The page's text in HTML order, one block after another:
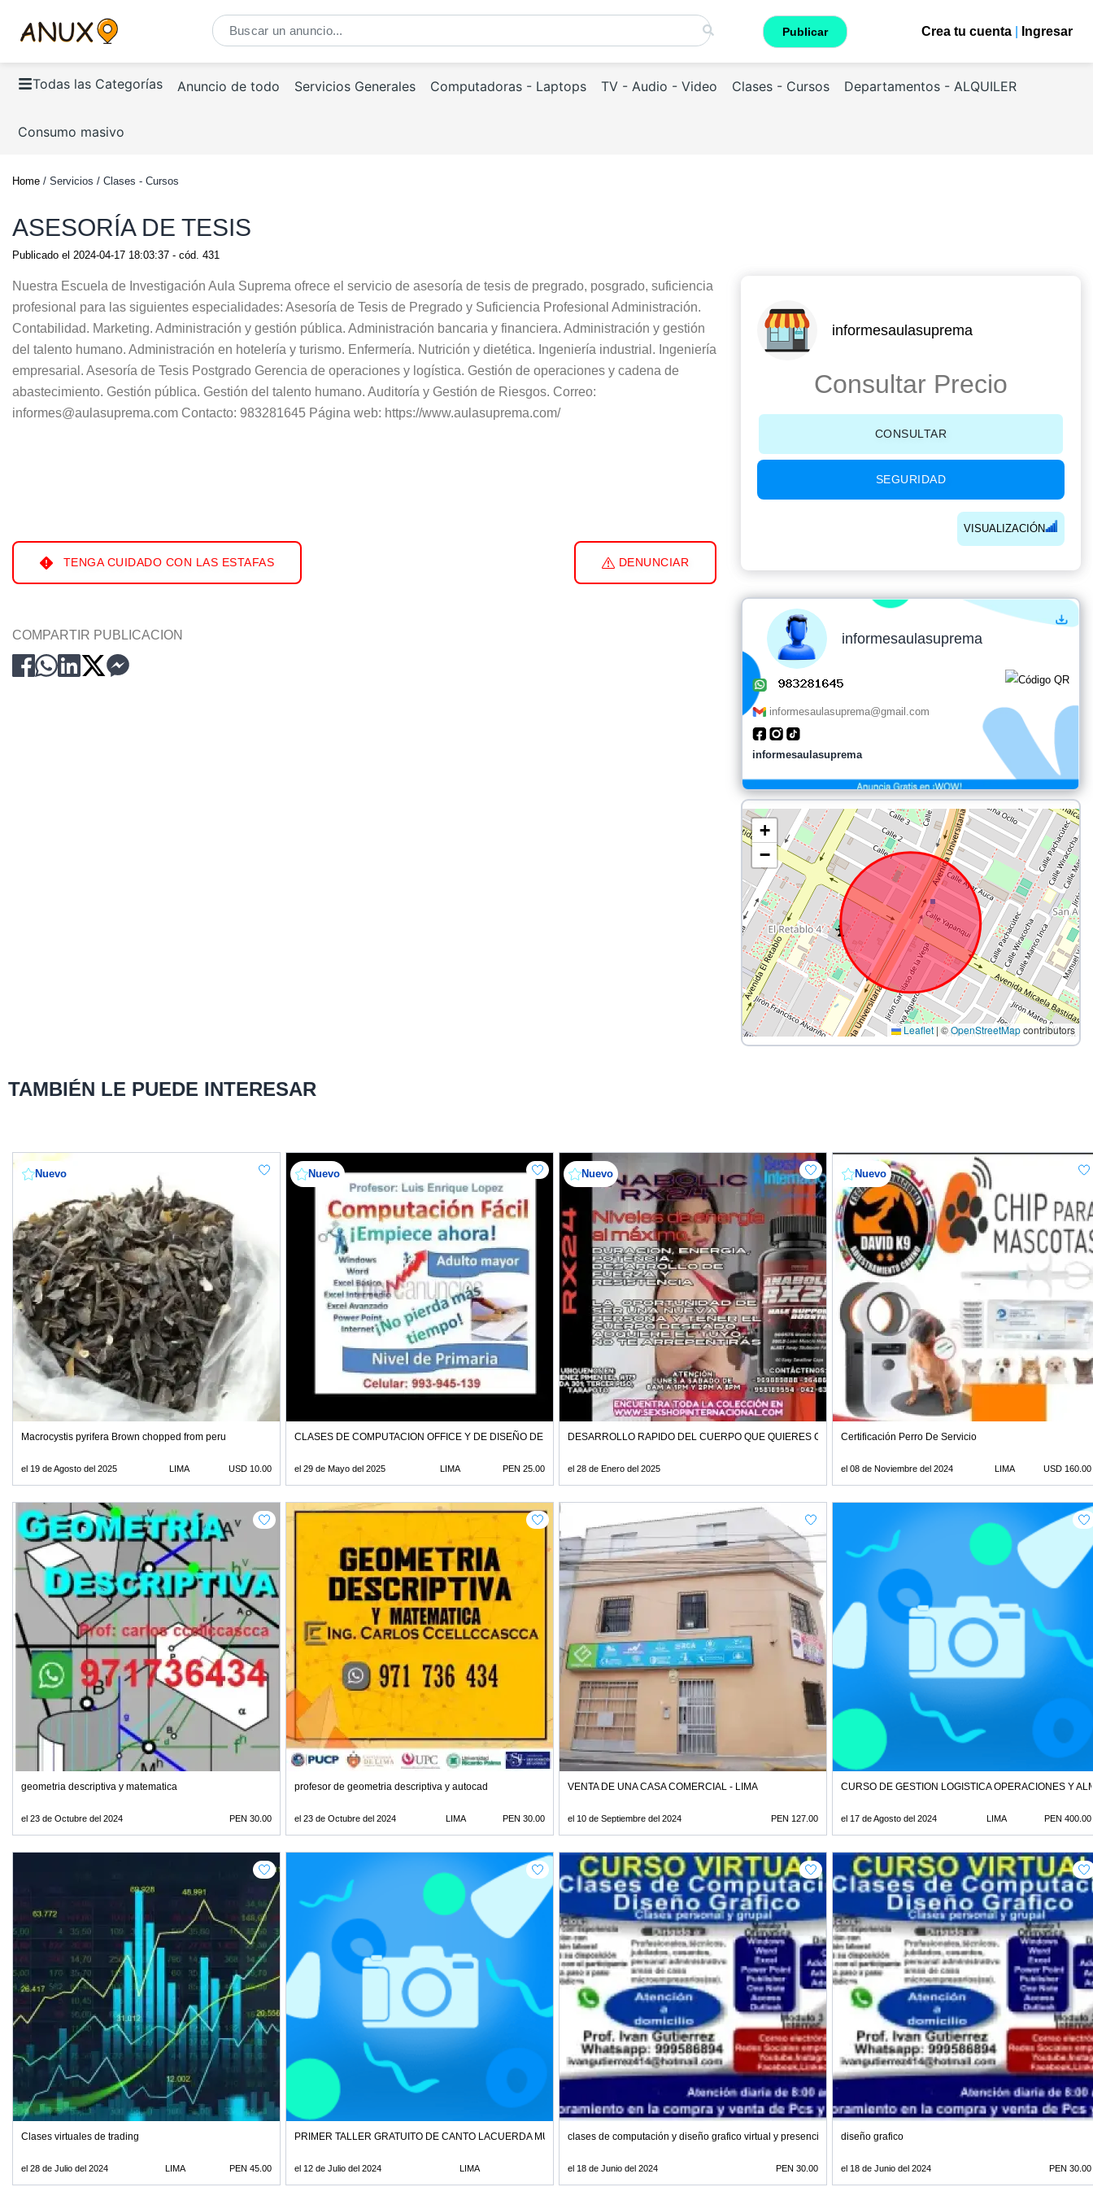
Publicar Crea tu cuenta| Ingresar
Todas las Categorías Anuncio de todo Servicios Generales Computadoras - Laptops TV - Audio - Video Clases - Cursos Departamentos - ALQUILER
Consumo masivo
Home / Servicios / Clases - Cursos
ASESORÍA DE TESIS
Publicado el 2024-04-17 18:03:37 - cód. 431
Nuestra Escuela de Investigación Aula Suprema ofrece el servicio de asesoría de tesis de pregrado, posgrado, suficiencia
profesional para las siguientes especialidades: Asesoría de Tesis de Pregrado y Suficiencia Profesional Administración.
Contabilidad. Marketing. Administración y gestión pública. Administración bancaria y financiera. Administración y gestión
del talento humano. Administración en hotelería y turismo. Enfermería. Nutrición y dietética. Ingeniería industrial. Ingeniería
empresarial. Asesoría de Tesis Postgrado Gerencia de operaciones y logística. Gestión de operaciones y cadena de
abastecimiento. Gestión pública. Gestión del talento humano. Auditoría y Gestión de Riesgos. Correo:
informes@aulasuprema.com Contacto: 983281645 Página web: https://www.aulasuprema.com/
TENGA CUIDADO CON LAS ESTAFAS DENUNCIAR
COMPARTIR PUBLICACION
informesaulasuprema
Consultar Precio
CONSULTAR
SEGURIDAD
VISUALIZACIÓN
informesaulasuprema
informesaulasuprema@gmail.com
informesaulasuprema
+
−
Leaflet | ©OpenStreetMapcontributors
TAMBIÉN LE PUEDE INTERESAR
Nuevo
Macrocystis pyrifera Brown chopped from peru
el 19 de Agosto del 2025 LIMA USD 10.00
Nuevo
CLASES DE COMPUTACION OFFICE Y DE DISEÑO DE PAGINAS WEB PARA TODAS LAS EDADES
el 29 de Mayo del 2025 LIMA PEN 25.00
Nuevo
DESARROLLO RAPIDO DEL CUERPO QUE QUIERES CON ANABOLIC RX24
el 28 de Enero del 2025
Nuevo
Certificación Perro De Servicio
el 08 de Noviembre del 2024 LIMA USD 160.00
geometria descriptiva y matematica
el 23 de Octubre del 2024 PEN 30.00
profesor de geometria descriptiva y autocad
el 23 de Octubre del 2024 LIMA PEN 30.00
VENTA DE UNA CASA COMERCIAL - LIMA
el 10 de Septiembre del 2024 PEN 127.00
CURSO DE GESTION LOGISTICA OPERACIONES Y
el 17 de Agosto del 2024 LIMA PEN 400.00
Clases virtuales de trading
el 28 de Julio del 2024 LIMA PEN 45.00
PRIMER TALLER GRATUITO DE CANTO LACUERDA MUSIC PERÚ
el 12 de Julio del 2024 LIMA
clases de computación y diseño grafico virtual y presencial
el 18 de Junio del 2024 PEN 30.00
diseño grafico
el 18 de Junio del 2024 PEN 30.00